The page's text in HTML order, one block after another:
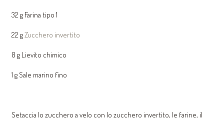
32 g Farina tipo 1
22 gZucchero invertito
8 g Lievito chimico
1 g Sale marino fino
Setaccia lo zucchero a velo con lo zucchero invertito, le farine, il